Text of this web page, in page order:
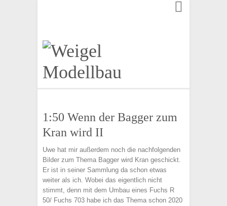
1:50 Wenn der Bagger zum
Kran wird II
Uwe hat mir außerdem noch die nachfolgenden
Bilder zum Thema Bagger wird Kran geschickt.
Er ist in seiner Sammlung da schon etwas
weiter als ich. Wobei das eigentlich nicht
stimmt, denn mit dem Umbau eines Fuchs R
50/ Fuchs 703 habe ich das Thema schon 2020